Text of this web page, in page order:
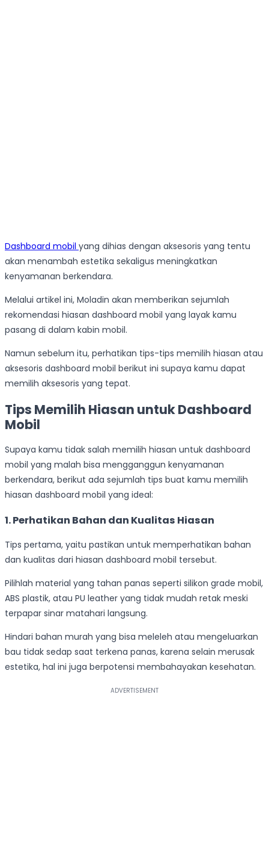
Dashboard mobil yang dihias dengan aksesoris yang tentu
akan menambah estetika sekaligus meningkatkan
kenyamanan berkendara.
Melalui artikel ini, Moladin akan memberikan sejumlah
rekomendasi hiasan dashboard mobil yang layak kamu
pasang di dalam kabin mobil.
Namun sebelum itu, perhatikan tips-tips memilih hiasan atau
aksesoris dashboard mobil berikut ini supaya kamu dapat
memilih aksesoris yang tepat.
Tips Memilih Hiasan untuk Dashboard
Mobil
Supaya kamu tidak salah memilih hiasan untuk dashboard
mobil yang malah bisa mengganggun kenyamanan
berkendara, berikut ada sejumlah tips buat kamu memilih
hiasan dashboard mobil yang ideal:
1.Perhatikan Bahan dan Kualitas Hiasan
Tips pertama, yaitu pastikan untuk memperhatikan bahan
dan kualitas dari hiasan dashboard mobil tersebut.
Pilihlah material yang tahan panas seperti silikon grade mobil,
ABS plastik, atau PU leather yang tidak mudah retak meski
terpapar sinar matahari langsung.
Hindari bahan murah yang bisa meleleh atau mengeluarkan
bau tidak sedap saat terkena panas, karena selain merusak
estetika, hal ini juga berpotensi membahayakan kesehatan.